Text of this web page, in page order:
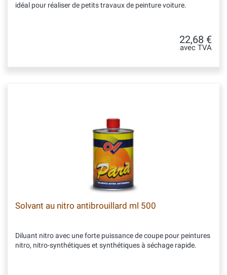
idéal pour réaliser de petits travaux de peinture voiture.
22,68 €
avec TVA
Solvant au nitro antibrouillard ml 500
Diluant nitro avec une forte puissance de coupe pour peintures
nitro, nitro-synthétiques et synthétiques à séchage rapide.